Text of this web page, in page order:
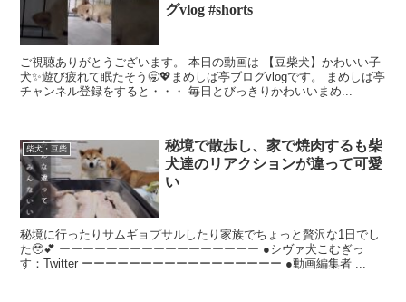
グvlog #shorts
ご視聴ありがとうございます。 本日の動画は 【豆柴犬】かわいい子
犬✨遊び疲れて眠たそう🥱💖まめしば亭ブログvlogです。 まめしば亭
チャンネル登録をすると・・・ 毎日とびっきりかわいいまめ...
柴犬・豆柴
秘境で散歩し、家で焼肉するも柴
犬達のリアクションが違って可愛
い
秘境に行ったりサムギョプサルしたり家族でちょっと贅沢な1日でし
た🥹💕 ーーーーーーーーーーーーーーーーー ●シヴァ犬こむぎっ
す：Twitter ーーーーーーーーーーーーーーーーー ●動画編集者 ...